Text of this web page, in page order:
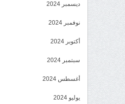
ديسمبر 2024
نوفمبر 2024
أكتوبر 2024
سبتمبر 2024
أغسطس 2024
يوليو 2024